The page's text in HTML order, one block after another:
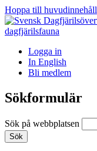
Hoppa till huvudinnehåll
Logga in
In English
Bli medlem
Sökformulär
Sök på webbplatsen